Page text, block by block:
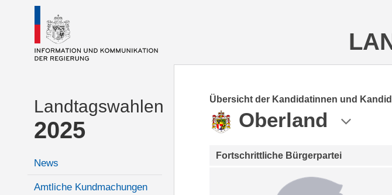
Landtagswahlen
2025
News
Amtliche Kundmachungen
Übersicht der Kandidatinnen und
Oberland
Fortschrittliche Bürgerpartei